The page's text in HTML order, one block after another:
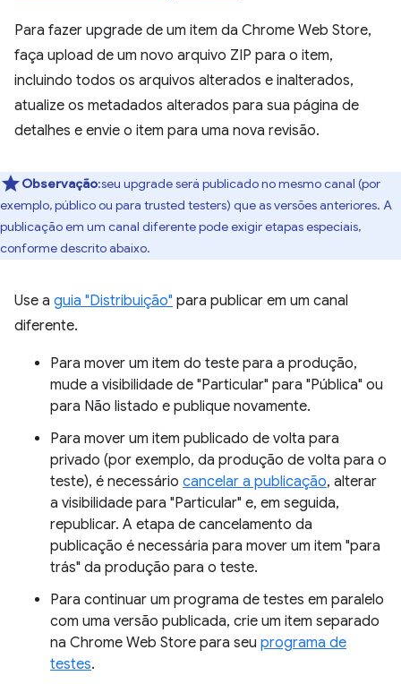
Para fazer upgrade de um item da Chrome Web Store,
faça upload de um novo arquivo ZIP para o item,
incluindo todos os arquivos alterados e inalterados,
atualize os metadados alterados para sua página de
detalhes e envie o item para uma nova revisão.
Observação:seu upgrade será publicado no mesmo canal (por
exemplo, público ou para trusted testers) que as versões anteriores. A
publicação em um canal diferente pode exigir etapas especiais,
conforme descrito abaixo.
Use a guia "Distribuição" para publicar em um canal
diferente.
Para mover um item do teste para a produção,
mude a visibilidade de "Particular" para "Pública" ou
para Não listado e publique novamente.
Para mover um item publicado de volta para
privado (por exemplo, da produção de volta para o
teste), é necessário cancelar a publicação, alterar
a visibilidade para "Particular" e, em seguida,
republicar. A etapa de cancelamento da
publicação é necessária para mover um item "para
trás" da produção para o teste.
Para continuar um programa de testes em paralelo
com uma versão publicada, crie um item separado
na Chrome Web Store para seu programa de
testes.